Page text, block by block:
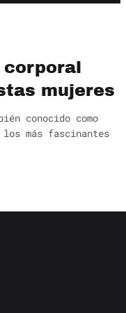
mujeres
conocido como
más fascinantes